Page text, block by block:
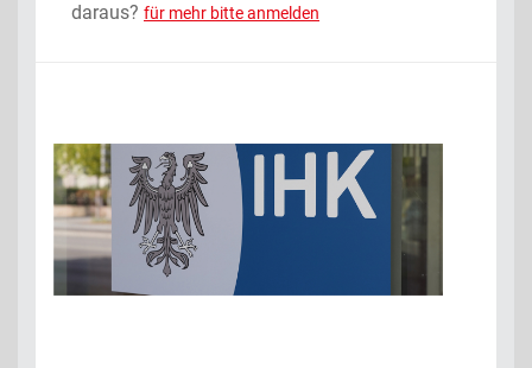
daraus? für mehr bitte anmelden